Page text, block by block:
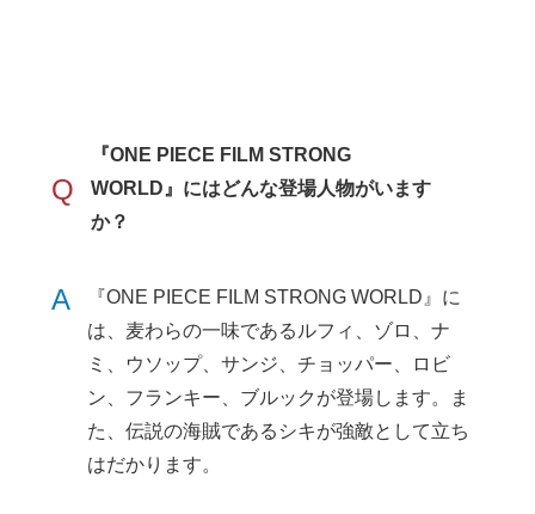
Q
『ONE PIECE FILM STRONG
WORLD』にはどんな登場人物がいます
か？
A
『ONE PIECE FILM STRONG WORLD』に
は、麦わらの一味であるルフィ、ゾロ、ナ
ミ、ウソップ、サンジ、チョッパー、ロビ
ン、フランキー、ブルックが登場します。ま
た、伝説の海賊であるシキが強敵として立ち
はだかります。